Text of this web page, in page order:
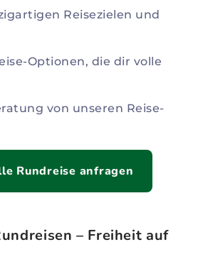
Reisezielen und
Optionen, die dir volle
von unseren Reise-
Rundreise anfragen
– Freiheit auf